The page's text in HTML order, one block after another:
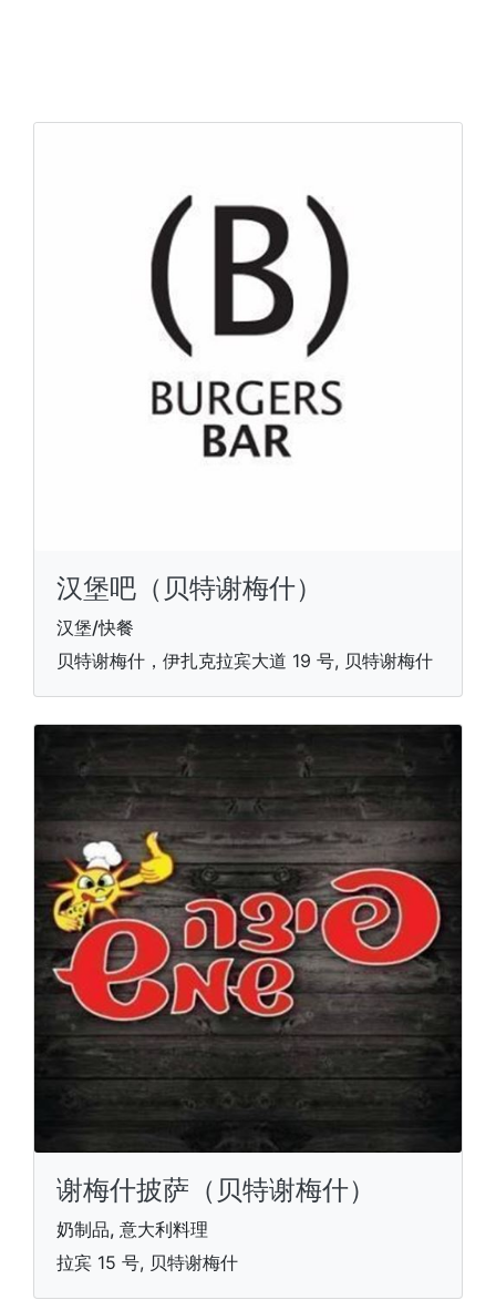
汉堡吧（贝特谢梅什）
汉堡/快餐
贝特谢梅什，伊扎克拉宾大道 19 号, 贝特谢梅什
谢梅什披萨（贝特谢梅什）
奶制品, 意大利料理
拉宾 15 号, 贝特谢梅什